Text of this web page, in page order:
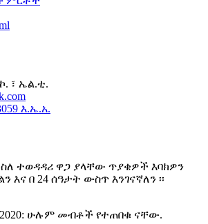
፣ ኤል.ቲ.
እ.ኤ.አ.
ተወዳዳሪ ዋጋ ያላቸው ጥያቄዎች እባክዎን
በ 24 ሰዓታት ውስጥ እንገናኛለን ፡፡
2020: ሁሉም መብቶች የተጠበቁ ናቸው.